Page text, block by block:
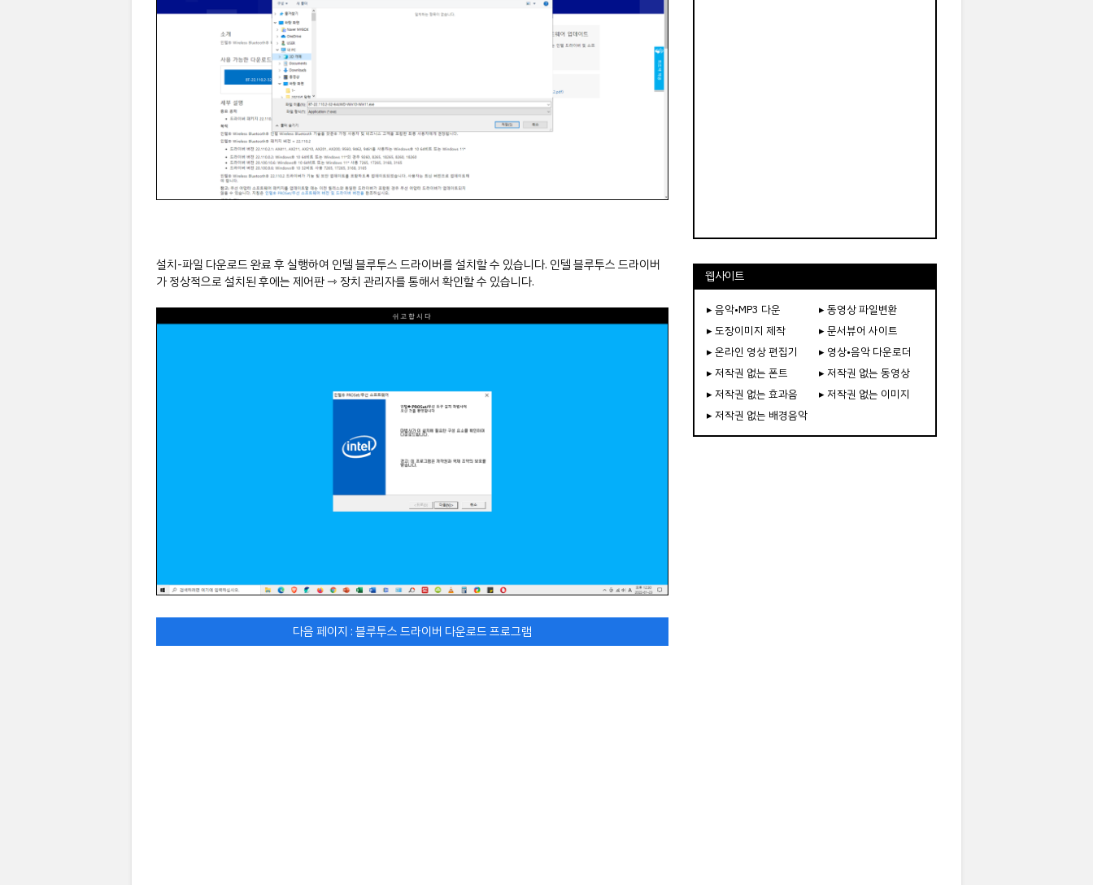
설치-파일 다운로드 완료 후 실행하여 인텔 블루투스 드라이버를 설치할 수 있습니다. 인텔 블루투스 드라이버
가 정상적으로 설치된 후에는 제어판 ⇾ 장치 관리자를 통해서 확인할 수 있습니다.
다음 페이지 : 블루투스 드라이버 다운로드 프로그램
웹사이트
▸ 음악•MP3 다운
▸ 동영상 파일변환
▸ 도장이미지 제작
▸ 문서뷰어 사이트
▸ 온라인 영상 편집기
▸ 영상•음악 다운로더
▸ 저작권 없는 폰트
▸ 저작권 없는 동영상
▸ 저작권 없는 효과음
▸ 저작권 없는 이미지
▸ 저작권 없는 배경음악